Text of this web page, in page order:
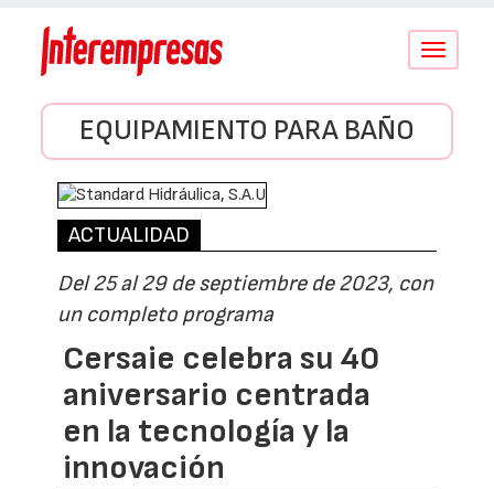
Conmutar
EQUIPAMIENTO PARA BAÑO
ACTUALIDAD
Del 25 al 29 de septiembre de 2023, con
un completo programa
Cersaie celebra su 40
aniversario centrada
en la tecnología y la
innovación